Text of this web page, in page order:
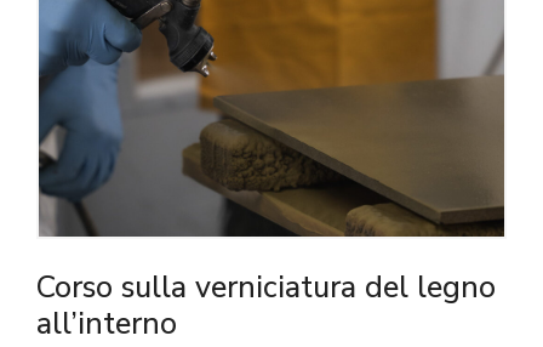
Corso sulla verniciatura del legno
all’interno